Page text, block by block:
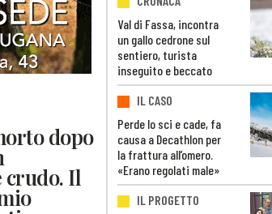
dopo
crudo. Il
Val di Fassa, incontra
un gallo cedrone sul
sentiero, turista
inseguito e beccato
IL CASO
Perde lo sci e cade, fa
causa a Decathlon per
la frattura all’omero.
«Erano regolati male»
IL PROGETTO